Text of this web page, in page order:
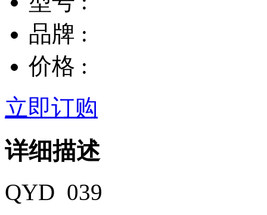
品牌 :
价格 :
立即订购
详细描述
QYD 039